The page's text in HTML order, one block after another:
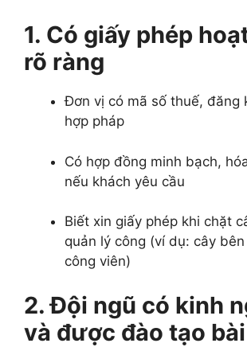
1. Có giấy phép
rõ ràng
Đơn vị có mã số thuế, đăng
hợp pháp
Có hợp đồng minh bạch,
nếu khách yêu cầu
Biết xin giấy phép khi chặt
quản lý công (ví dụ: cây
công viên)
2. Đội ngũ có kinh
và được đào tạo